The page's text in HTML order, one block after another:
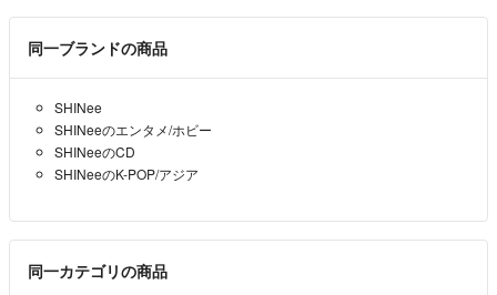
同一ブランドの商品
SHINee
SHINeeのエンタメ/ホビー
SHINeeのCD
SHINeeのK-POP/アジア
同一カテゴリの商品